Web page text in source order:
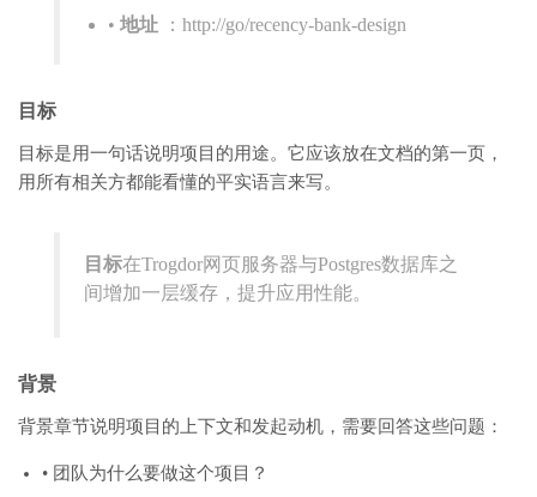
• 地址 ：http://go/recency-bank-design
目标
目标是用一句话说明项目的用途。它应该放在文档的第一页，
用所有相关方都能看懂的平实语言来写。
目标在Trogdor网页服务器与Postgres数据库之
间增加一层缓存，提升应用性能。
背景
背景章节说明项目的上下文和发起动机，需要回答这些问题：
• 团队为什么要做这个项目？